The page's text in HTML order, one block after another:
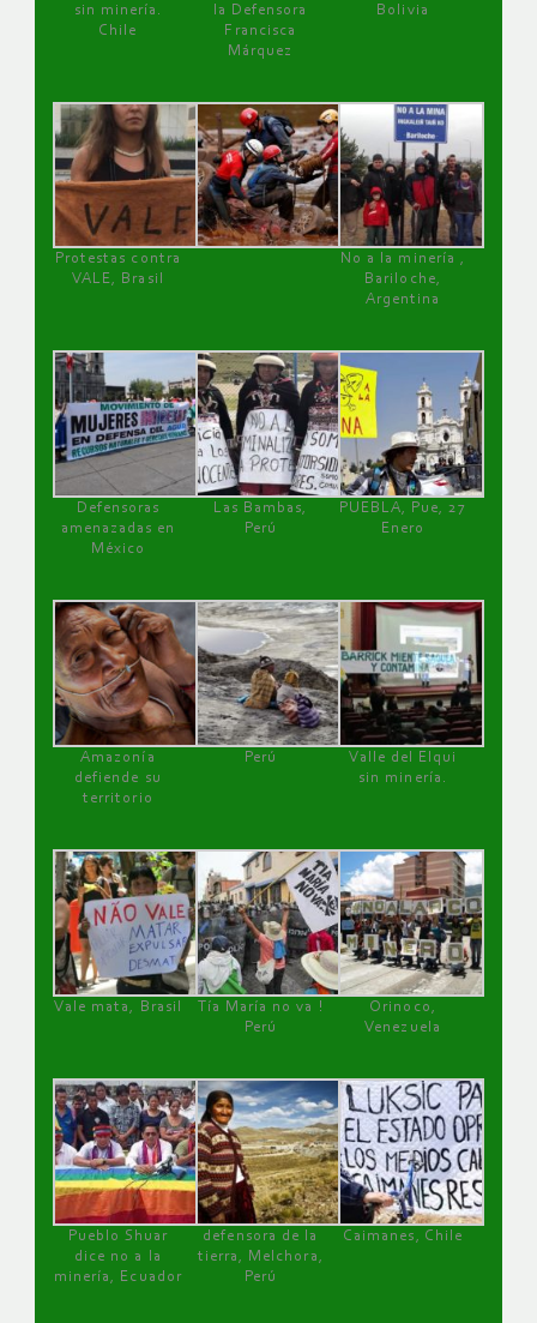
sin minería.
Chile
la Defensora
Francisca
Márquez
Bolivia
Protestas contra
VALE, Brasil
No a la minería ,
Bariloche,
Argentina
Defensoras
amenazadas en
México
Las Bambas,
Perú
PUEBLA, Pue, 27
Enero
Amazonía
defiende su
territorio
Perú
Valle del Elqui
sin minería.
Vale mata, Brasil
Tía María no va !
Perú
Orinoco,
Venezuela
Pueblo Shuar
dice no a la
minería, Ecuador
defensora de la
tierra, Melchora,
Perú
Caimanes, Chile